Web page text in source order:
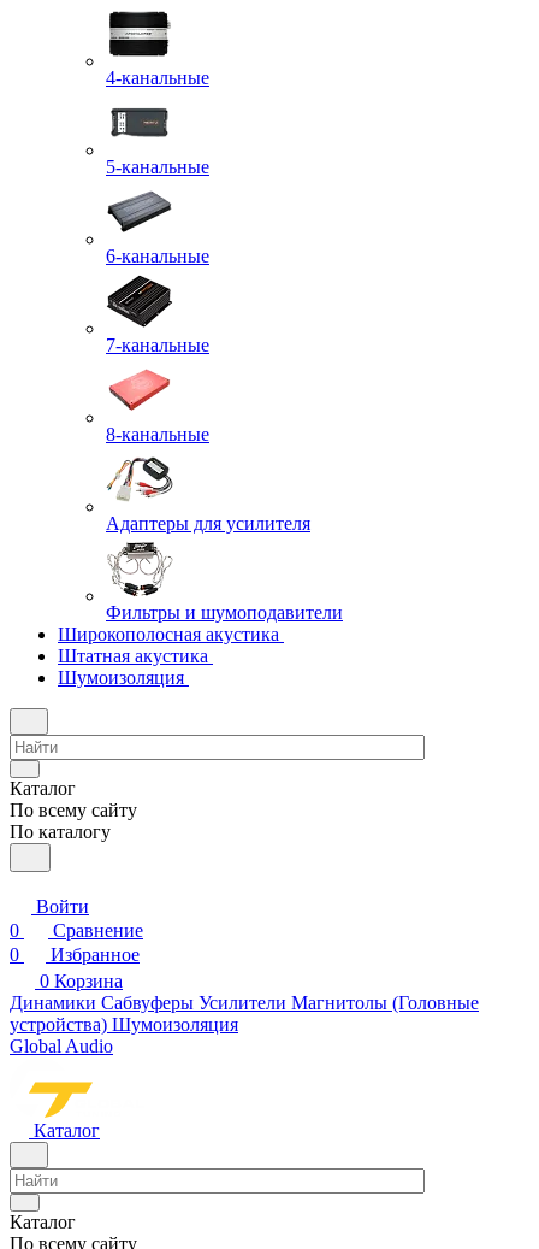
4-канальные
5-канальные
6-канальные
7-канальные
8-канальные
Адаптеры для усилителя
Фильтры и шумоподавители
Широкополосная акустика
Штатная акустика
Шумоизоляция
Каталог
По всему сайту
По каталогу
Войти
0
Сравнение
0
Избранное
0 Корзина
Динамики Сабвуферы Усилители Магнитолы (Головные
устройства) Шумоизоляция
Global Audio
Каталог
Каталог
По всему сайту